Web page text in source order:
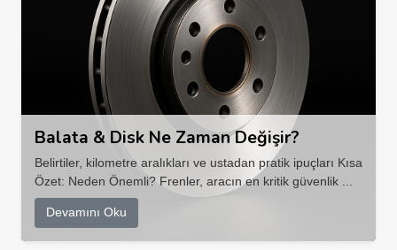
Balata & Disk Ne Zaman Değişir?
Belirtiler, kilometre aralıkları ve ustadan pratik ipuçları Kısa
Özet: Neden Önemli? Frenler, aracın en kritik güvenlik ...
Devamını Oku